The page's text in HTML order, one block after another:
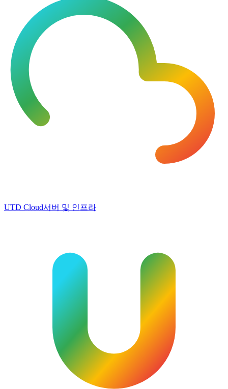
UTD Cloud서버 및 인프라